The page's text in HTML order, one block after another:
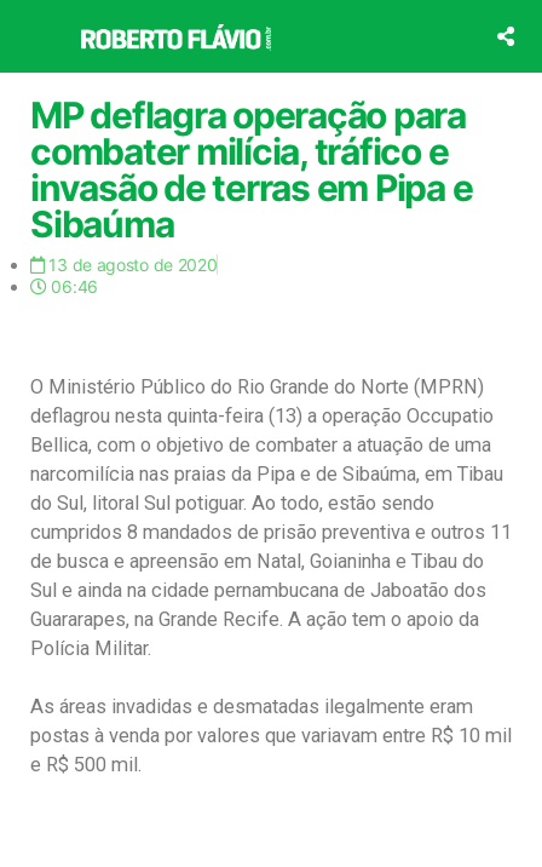
o
conteúdo
MP deflagra operação para
combater milícia, tráfico e
invasão de terras em Pipa e
Sibaúma
13 de agosto de 2020
06:46
O Ministério Público do Rio Grande do Norte (MPRN)
deflagrou nesta quinta-feira (13) a operação Occupatio
Bellica, com o objetivo de combater a atuação de uma
narcomilícia nas praias da Pipa e de Sibaúma, em Tibau
do Sul, litoral Sul potiguar. Ao todo, estão sendo
cumpridos 8 mandados de prisão preventiva e outros 11
de busca e apreensão em Natal, Goianinha e Tibau do
Sul e ainda na cidade pernambucana de Jaboatão dos
Guararapes, na Grande Recife. A ação tem o apoio da
Polícia Militar.
As áreas invadidas e desmatadas ilegalmente eram
postas à venda por valores que variavam entre R$ 10 mil
e R$ 500 mil.